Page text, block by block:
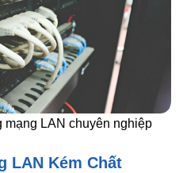
mạng LAN chuyên nghiệp
LAN Kém Chất